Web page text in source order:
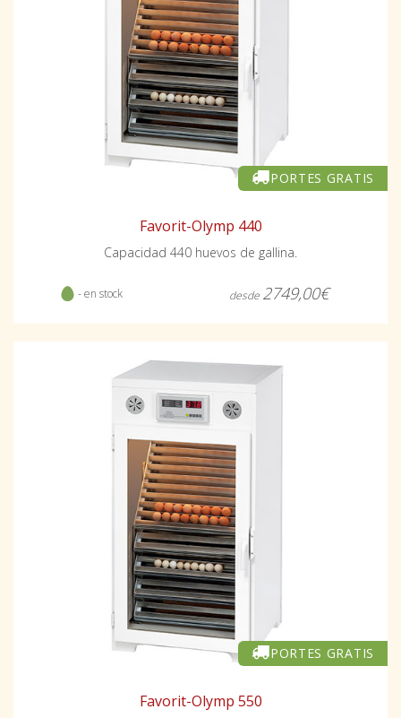
PORTES GRATIS
Favorit-Olymp 440
Capacidad 440 huevos de gallina.
- en stock desde 2749,00€
PORTES GRATIS
Favorit-Olymp 550